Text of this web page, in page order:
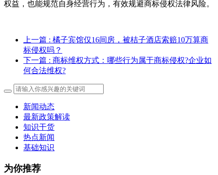
权益，也能规范自身经营行为，有效规避商标侵权法律风险。
上一篇 : 橘子宾馆仅16间房，被桔子酒店索赔10万算商
标侵权吗？
下一篇 : 商标维权方式：哪些行为属于商标侵权?企业如
何合法维权?
新闻动态
最新政策解读
知识干货
热点新闻
基础知识
为你推荐